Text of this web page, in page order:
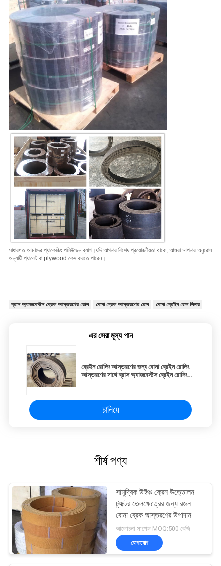
সাধারণত আমাদের প্যাকেজিং পলিউভেন ব্যাগ।যদি আপনার বিশেষ প্রয়োজনীয়তা থাকে, আমরা আপনার অনুরোধ
অনুযায়ী প্যালেট বা plywood কেস করতে পারেন।
ব্রাস অ্যাজবেস্টস ব্রেক আস্তরণের রোল বোনা ব্রেক আস্তরণের রোল বোনা ব্রেইন রোল লিনার
এর সেরা মূল্য পান
ব্রেইন রোলিং আস্তরণের জন্য বোনা ব্রেইন রোলিং
আস্তরণের সাথে ব্রাস অ্যাজবেস্টস ব্রেইন রোলিং
চালিয়ে
শীর্ষ পণ্য
সামুদ্রিক উইঞ্চ ক্রেন উত্তোলন
ট্র্যাক্টর তেলক্ষেত্রের জন্য রজন
বোনা ব্রেক আস্তরণের উপাদান
আলোচনা সাপেক্ষ MOQ:500 কেজি
যোগাযোগ